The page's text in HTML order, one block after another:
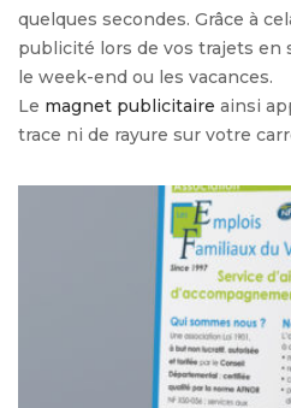
quelques secondes. Grâce à
publicité lors de vos trajets en
le week-end ou les vacances.
Le magnet publicitaire ainsi
trace ni de rayure sur votre